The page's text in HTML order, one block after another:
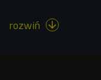
rozwiń 